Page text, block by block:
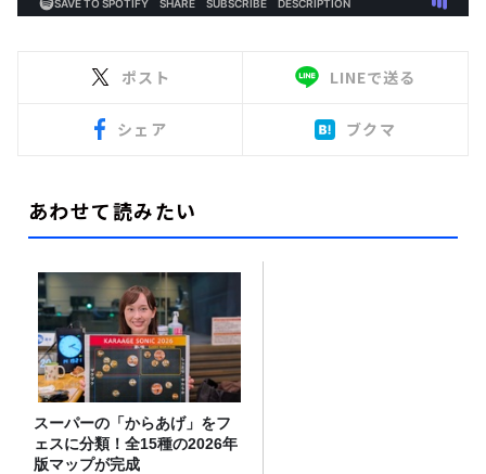
ポスト LINEで送る
シェア ブクマ
あわせて読みたい
スーパーの「からあげ」をフ
ェスに分類！全15種の2026年
版マップが完成